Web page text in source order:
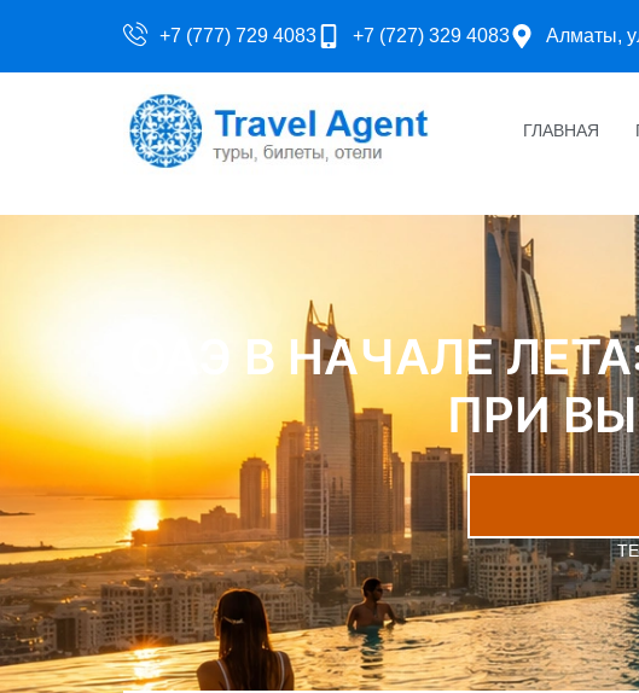
+7 (777) 729 4083 +7 (727) 329 4083 Алматы,
ГЛАВНАЯ
ОАЭ В НАЧАЛЕ
ПРИ